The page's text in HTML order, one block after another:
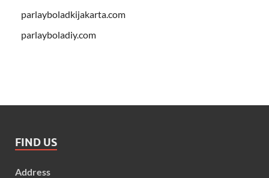
parlayboladkijakarta.com
parlayboladiy.com
FIND US
Address